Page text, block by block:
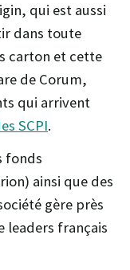
qui est aussi
dans toute
carton et cette
de Corum,
qui arrivent
SCPI.
fonds
ainsi que des
gère près
leaders français